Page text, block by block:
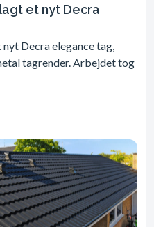
et nyt Decra
Decra elegance tag,
tagrender. Arbejdet tog